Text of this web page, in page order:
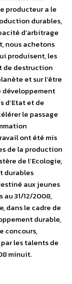
producteur a le
durables,
d’arbitrage
nous achetons
produisent, les
de destruction
et sur l’être
développement
d’Etat et de
le passage
ont été mis
de la production
de l’Ecologie,
durables
aux jeunes
au 31/12/2008,
dans le cadre de
durable,
concours,
les talents de
minuit.